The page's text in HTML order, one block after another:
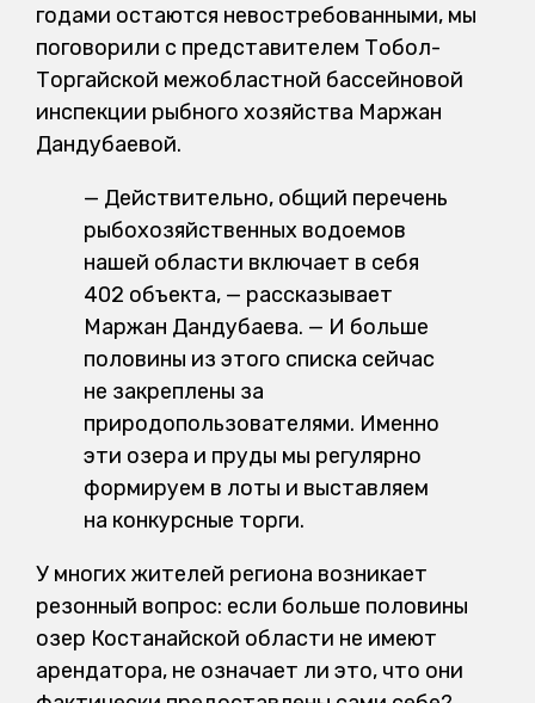
годами остаются невостребованными, мы
поговорили с представителем Тобол-
Торгайской межобластной бассейновой
инспекции рыбного хозяйства Маржан
Дандубаевой.
— Действительно, общий перечень
рыбохозяйственных водоемов
нашей области включает в себя
402 объекта, — рассказывает
Маржан Дандубаева. — И больше
половины из этого списка сейчас
не закреплены за
природопользователями. Именно
эти озера и пруды мы регулярно
формируем в лоты и выставляем
на конкурсные торги.
У многих жителей региона возникает
резонный вопрос: если больше половины
озер Костанайской области не имеют
арендатора, не означает ли это, что они